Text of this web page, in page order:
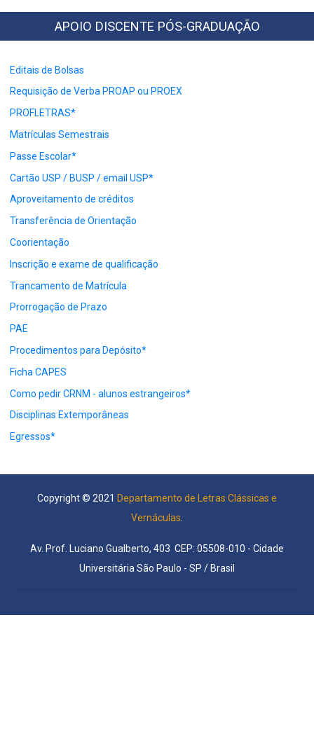
APOIO DISCENTE PÓS-GRADUAÇÃO
Editais de Bolsas
Requisição de Verba PROAP ou PROEX
PROFLETRAS*
Matrículas Semestrais
Passe Escolar*
Cartão USP / BUSP / email USP*
Aproveitamento de créditos
Transferência de Orientação
Coorientação
Inscrição e exame de qualificação
Trancamento de Matrícula
Prorrogação de Prazo
PAE
Procedimentos para Depósito*
Ficha CAPES
Como pedir CRNM - alunos estrangeiros*
Disciplinas Extemporâneas
Egressos*
Copyright © 2021 Departamento de Letras Clássicas e
Vernáculas
Av. Prof. Luciano Gualberto, 403 CEP: 05508-010 - Cidade
Universitária São Paulo - SP / Brasil